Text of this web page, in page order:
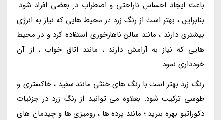
باعث ایجاد احساس ناراحتی و اضطراب در بعضی افراد شود.
بنابراین ، بهتر است از رنگ زرد در محیط هایی که نیاز به انرژی
بیشتری دارند ، مانند سالن ناهارخوری استفاده کرد و در محیط
هایی که نیاز به آرامش دارند ، مانند اتاق خواب ، از آن
خودداری نمود.
رنگ زرد بهتر است با رنگ های خنثی مانند سفید ، خاکستری و
طوسی ترکیب شود. بعلاوه می توانید از رنگ زرد در جزئیات
دکوراتیو بهره ببرید ؛ مانند پرده ها ، رومیزی ها و چیدمان های